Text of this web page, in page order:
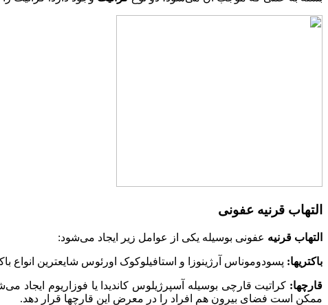
التهاب قرنیه عفونی
التهاب قرنیه عفونی بوسیله یکی از عوامل زیر ایجاد می‌شود:
باکتریها: پسودوموناس آرژینوزا و استافیلوکوک اورئوس شایعترین انواع
قارچها: کراتیت قارچی بوسیله آسپرژیلوس کاندیدا یا فوزاریوم ایجاد
ممکن است فضای بیرون هم افراد را در معرض این قارچها قرار دهد.